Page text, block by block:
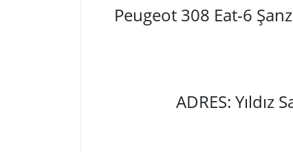
Peugeot 308 Eat-6
ADRES: